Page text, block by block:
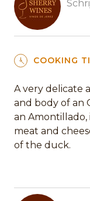
COOKING
A very delicate
and body of an
an
meat and
of the duck.